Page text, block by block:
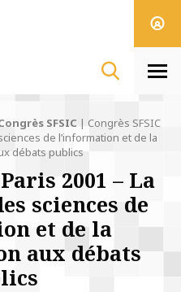
de l'Information & de
des Sciences
SFSIC | Congrès SFSIC
de l’information et de la
débats publics
2001 – La
sciences de
et de la
aux débats